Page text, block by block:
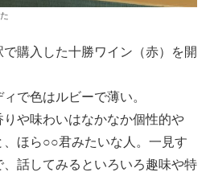
購入した十勝ワイン（赤）を開
で色はルビーで薄い。
りや味わいはなかなか個性的や
ほら○○君みたいな人。一見す
話してみるといろいろ趣味や特